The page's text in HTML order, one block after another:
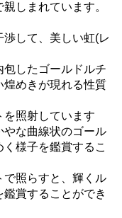
しまれています。
して、美しい虹(レ
したゴールドルチ
煌めきが現れる性質
照射しています
やな曲線状のゴール
様子を鑑賞するこ
で照らすと、輝くル
賞することができ